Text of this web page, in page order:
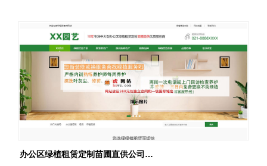
办公区绿植租赁定制苗圃直供公司网站建设